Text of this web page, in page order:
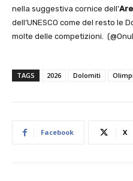
nella suggestiva cornice dell’
dell’UNESCO come del resto le
molte delle competizioni.
TAGS 2026 Dolomiti
Facebook X